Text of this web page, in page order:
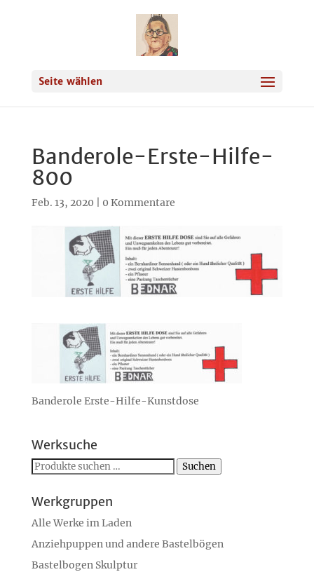
Seite wählen
Banderole-Erste-Hilfe-
800
Feb. 13, 2020 0 Kommentare
Banderole Erste-Hilfe-Kunstdose
Werksuche
Suchen
Suchen
Werkgruppen
Alle Werke im Laden
Anziehpuppen und andere Bastelbögen
Bastelbogen Skulptur